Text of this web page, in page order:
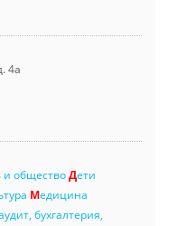
4а
и обществоДети
Медицина
бухгалтерия,